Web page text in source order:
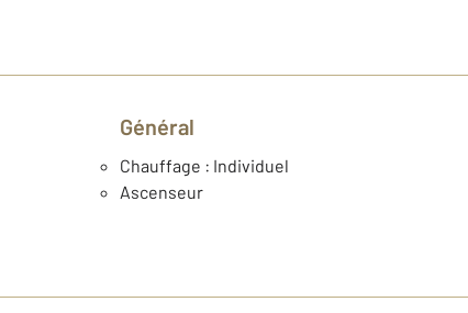
Général
Chauffage : Individuel
Ascenseur